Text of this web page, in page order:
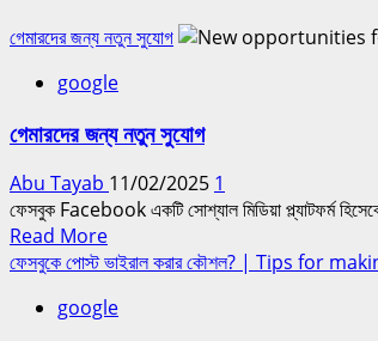
গেমারদের জন্য নতুন সুযোগ
google
গেমারদের জন্য নতুন সুযোগ
Abu Tayab 11/02/2025 1
ফেসবুক Facebook একটি সোশ্যাল মিডিয়া প্ল্যাটফর্ম হিসেবে
Read MoreRead
more
গেমারদের
ফেসবুকে পোস্ট ভাইরাল করার কৌশল? | Tips for
google